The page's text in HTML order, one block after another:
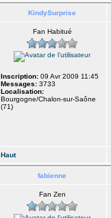
KindySurprise
Fan Habitué
Inscription: 09 Avr 2009 11:45
Messages: 3733
Localisation:
Bourgogne/Chalon-sur-Saône
(71)
Haut
fabienne
Fan Zen